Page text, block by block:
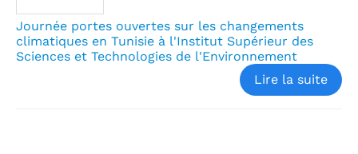
Journée portes ouvertes sur les changements
climatiques en Tunisie à l'Institut Supérieur des
Sciences et Technologies de l'Environnement
Lire la suite